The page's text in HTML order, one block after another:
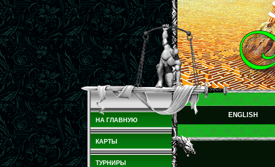
НА ГЛАВНУЮ
КАРТЫ
ТУРНИРЫ
ENGLISH